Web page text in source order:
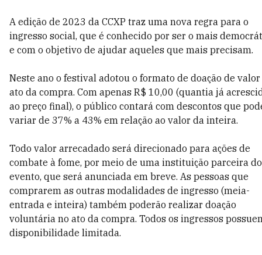
A edição de 2023 da CCXP traz uma nova regra para o
ingresso social, que é conhecido por ser o mais
e com o objetivo de ajudar aqueles que mais precisam.
Neste ano o festival adotou o formato de doação de
ato da compra. Com apenas R$ 10,00 (quantia já
ao preço final), o público contará com descontos que
variar de 37% a 43% em relação ao valor da inteira.
Todo valor arrecadado será direcionado para ações de
combate à fome, por meio de uma instituição parceira do
evento, que será anunciada em breve. As pessoas que
comprarem as outras modalidades de ingresso (meia-
entrada e inteira) também poderão realizar doação
voluntária no ato da compra. Todos os ingressos
disponibilidade limitada.